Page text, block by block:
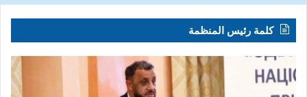
كلمة رئيس المنظمة